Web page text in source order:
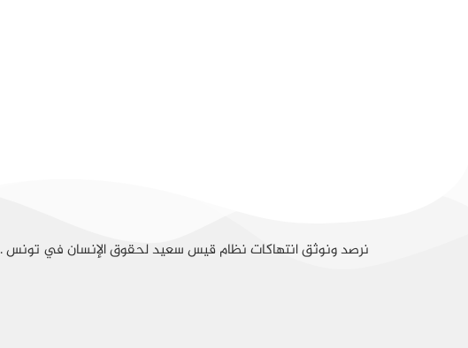
نرصد ونوثق انتهاكات نظام قيس سعيد لحقوق الإنسان في تونس .